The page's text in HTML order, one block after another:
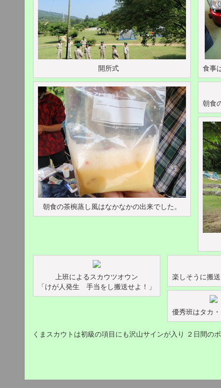
開所式 食事
朝食の茶椀蒸し風はなかなかの出来でした。
朝食
上班によるスカウツオウン
「けが人発生 手当をし搬送せよ！」
楽しそうに搬
優秀班はタカ
くまスカウトは初級の項目にも沢山サインが入り ２日間の